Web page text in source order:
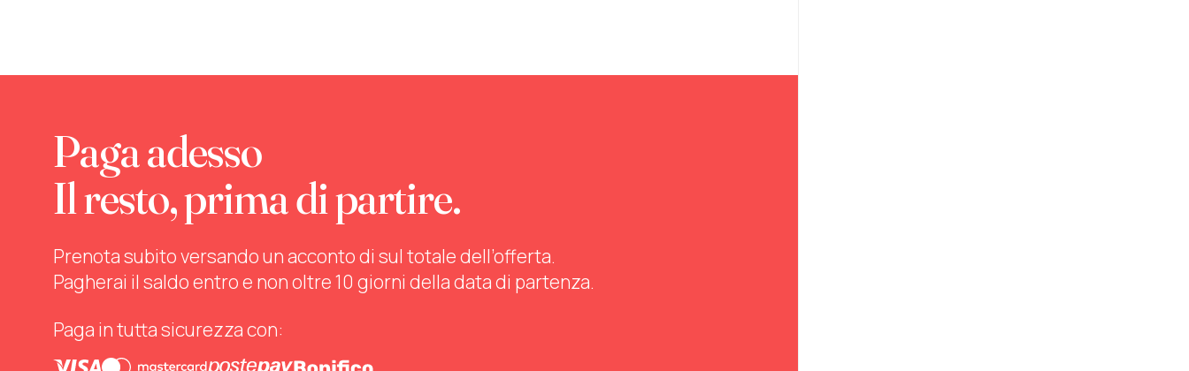
Paga adesso
Il resto, prima di partire.
Prenota subito versando un acconto di sul totale dell’offerta.
Pagherai il saldo entro e non oltre 10 giorni della data di partenza.
Paga in tutta sicurezza con: